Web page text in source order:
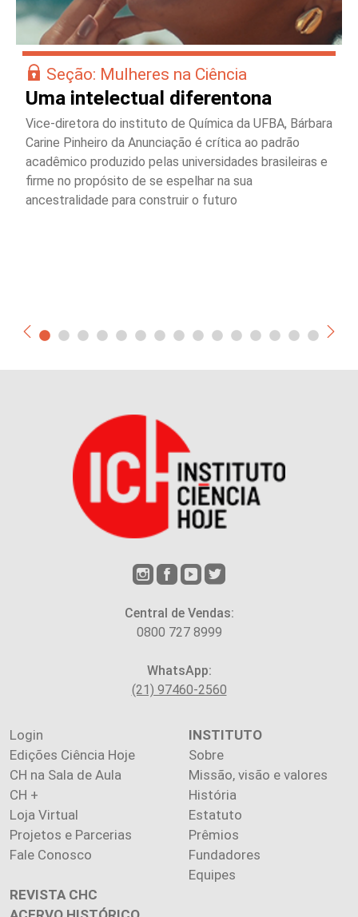
Seção: Mulheres na Ciência
Uma intelectual diferentona
Vice-diretora do instituto de Química da UFBA, Bárbara
Carine Pinheiro da Anunciação é crítica ao padrão
acadêmico produzido pelas universidades brasileiras e
firme no propósito de se espelhar na sua
ancestralidade para construir o futuro
Central de Vendas:
0800 727 8999
WhatsApp:
(21) 97460-2560
Login
Edições Ciência Hoje
CH na Sala de Aula
CH +
Loja Virtual
Projetos e Parcerias
Fale Conosco
INSTITUTO
Sobre
Missão, visão e valores
História
Estatuto
Prêmios
Fundadores
Equipes
REVISTA CHC